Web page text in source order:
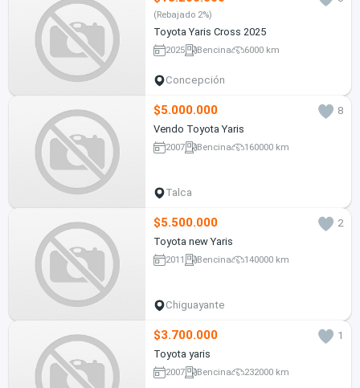
(Rebajado 2%)
Toyota Yaris Cross 2025
2025 Bencina 6000 km
Concepción
$5.000.000
8
Vendo Toyota Yaris
2007 Bencina 160000 km
Talca
$5.500.000
2
Toyota new Yaris
2011 Bencina 140000 km
Chiguayante
$3.700.000
1
Toyota yaris
2007 Bencina 232000 km